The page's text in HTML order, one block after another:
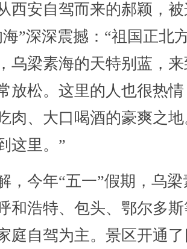
安自驾而来的郝颖，被
海”深深震撼：“祖国正北
乌梁素海的天特别蓝，
放松。这里的人也很热
肉、大口喝酒的豪爽之
这里。”
今年“五一”假期，乌梁
和浩特、包头、鄂尔多
庭自驾为主。景区开通